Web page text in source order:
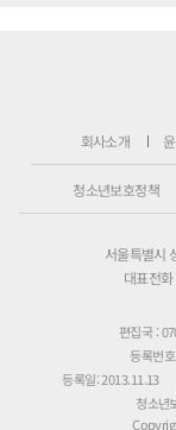
회사소개
청소년보호정책
서울특별시
대표전
편집국 :
등록번
등록일: 2013.11.13
청소년